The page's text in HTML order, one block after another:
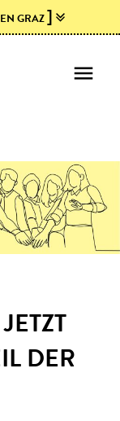
GRAZ]
menu
DER